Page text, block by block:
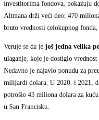
investitorima fondova, pokazuju
Altmana drži veći deo: 470
bruto vrednosti celokupnog
Veruje se da je još jedna velika
ulaganje, koje je dostiglo
Nedavno je najavio ponudu za
milijardi dolara. U 2020. i 2021,
potrošio 43 miliona dolara za
u San Francisku.